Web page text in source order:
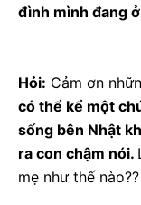
đình mình đang
Hỏi: Cảm ơn
có thể kể một
sống bên Nhật
ra con chậm nói.
mẹ như thế nào??